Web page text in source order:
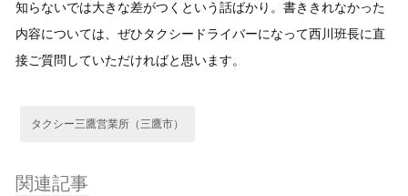
知らないでは大きな差がつくという話ばかり。書ききれなかった
内容については、ぜひタクシードライバーになって西川班長に直
接ご質問していただければと思います。
タクシー三鷹営業所（三鷹市）
関連記事